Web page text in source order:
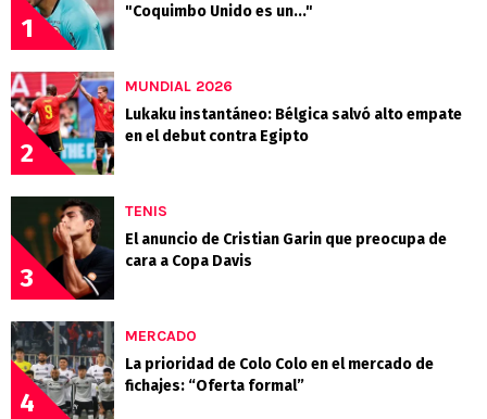
1
"Coquimbo Unido es un..."
2
MUNDIAL 2026
Lukaku instantáneo: Bélgica salvó alto empate
en el debut contra Egipto
3
TENIS
El anuncio de Cristian Garin que preocupa de
cara a Copa Davis
4
MERCADO
La prioridad de Colo Colo en el mercado de
fichajes: “Oferta formal”